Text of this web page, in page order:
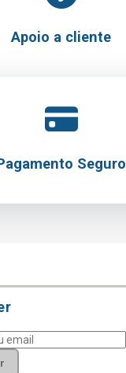
Apoio a cliente
Seguro